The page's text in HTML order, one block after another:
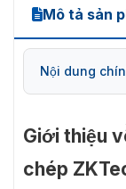
Mô tả sản
Nội dung
Giới thiệu
chép